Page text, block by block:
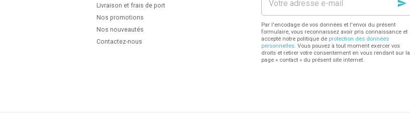
Livraison et frais de port
Nos promotions
Nos nouveautés
Contactez-nous
adresse
e-
mail
Par l'encodage de vos données et l'envoi du présent
formulaire, vous reconnaissez avoir pris connaissance et
accepté notre politique de protection des données
personnelles. Vous pouvez à tout moment exercer vos
droits et retirer votre consentement en vous rendant sur la
page « contact » du présent site internet.